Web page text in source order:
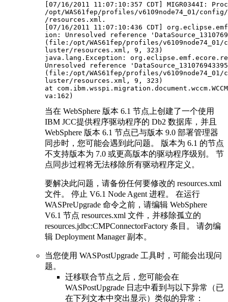
[07/16/2011 11:07:10:357 CDT] MIGR0344I:
/opt/WAS61fep/profiles/v6109node74_01/
/resources.xml.
[07/16/2011 11:07:10:436 CDT]
ion: Unresolved reference
(file:/opt/WAS61fep/profiles/
luster/resources.xml, 9, 323)
java.lang.Exception:
Unresolved reference
(file:/opt/WAS61fep/profiles/
luster/resources.xml, 9, 323)
at
va:162)
当在 WebSphere 版本 6.1 节点上创建了一个使用
IBM JCC提供程序驱动程序的 Db2 数据库，并且
WebSphere 版本 6.1 节点已与版本 9.0 部署管理器
同步时，您可能会遇到此问题。 版本为 6.1 的节点
不支持版本为 7.0 或更高版本的驱动程序级别。 节
点同步过程将无法移除所有驱动程序定义。
要解决此问题，请备份任何要修改的 resources.xml
文件。 停止 V6.1 Node Agent 进程。 在运行
WASPreUpgrade 命令之前，请编辑 WebSphere
V6.1 节点 resources.xml 文件，并移除孤立的
resources.jdbc:CMPConnectorFactory 条目。 请勿编
辑 Deployment Manager 副本。
当您使用 WASPostUpgrade 工具时，可能会出现问
题。
迁移联合节点之后，您可能会在
WASPostUpgrade 日志中看到与以下异常（已
在下列文本中突出显示）类似的异常：